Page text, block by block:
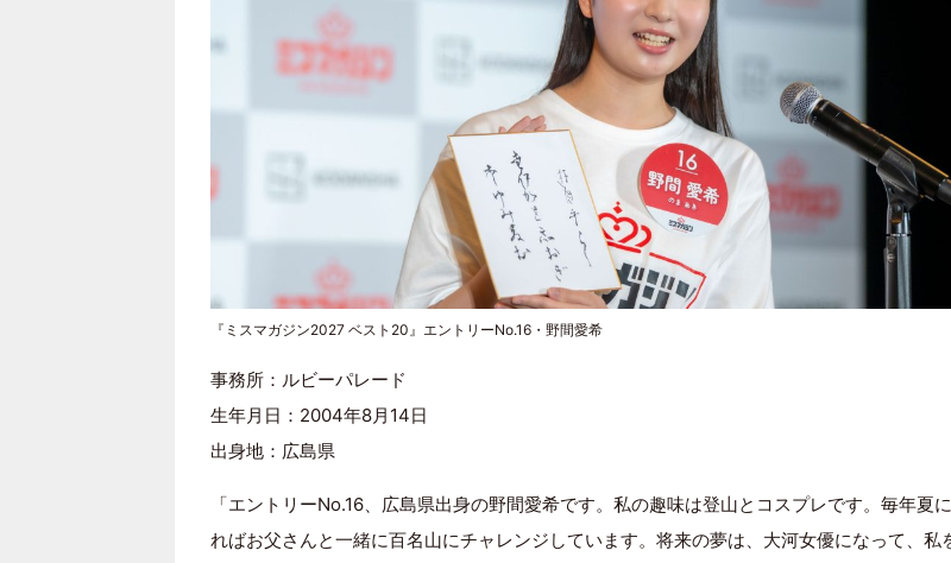
『ミスマガジン2027 ベスト20』エントリーNo.16・野間愛希
事務所：ルビーパレード
生年月日：2004年8月14日
出身地：広島県
「エントリーNo.16、広島県出身の野間愛希です。私の趣味は登山とコスプレです。毎年夏
ればお父さんと一緒に百名山にチャレンジしています。将来の夢は、大河女優になって、私